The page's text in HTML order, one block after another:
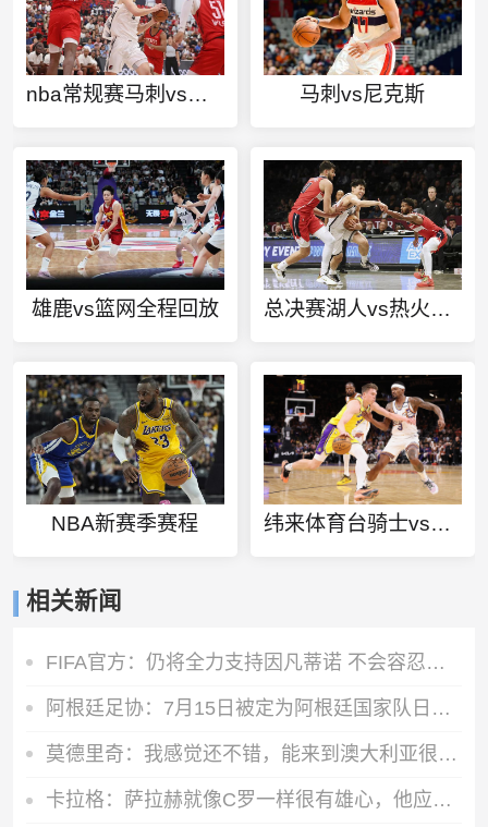
nba常规赛马刺vs录像回放 马刺vs尼克斯
雄鹿vs篮网全程回放 总决赛湖人vs热火回放第四场
NBA新赛季赛程 纬来体育台骑士vs猛龙
相关新闻
FIFA官方：仍将全力支持因凡蒂诺 不会容忍外界对FIFA诚信的攻击
阿根廷足协：7月15日被定为阿根廷国家队日，纪念战胜英格兰
莫德里奇：我感觉还不错，能来到澳大利亚很棒，希望球队继续提高
卡拉格：萨拉赫就像C罗一样很有雄心，他应该去意甲而不是土耳其